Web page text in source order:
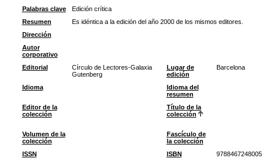
Palabras clave
Edición crítica
Resumen
Es idéntica a la edición del año 2000 de los mismos editores.
Dirección
Autor
corporativo
Editorial
Círculo de Lectores-Galaxia
Gutenberg
Lugar de
edición
Barcelona
Idioma
Idioma del
resumen
Editor de la
colección
Título de la
colección
Volumen de la
colección
Fascículo de
la colección
ISSN
ISBN
9788467248005